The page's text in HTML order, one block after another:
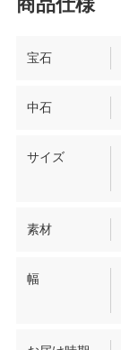
宝石
中石
サイズ
素材
幅